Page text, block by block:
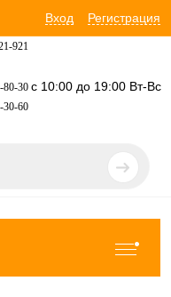
Вход Регистрация
921
80-30 с 10:00 до 19:00 Вт-Вс
30-60